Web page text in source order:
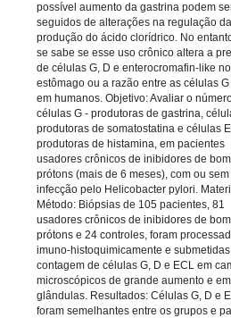
possível aumento da gastrina podem
seguidos de alterações na regulação da
produção do ácido clorídrico. No
se sabe se esse uso crônico altera a
de células G, D e enterocromafin-like no
estômago ou a razão entre as células
em humanos. Objetivo: Avaliar o
células G - produtoras de gastrina,
produtoras de somatostatina e células
produtoras de histamina, em pacientes
usadores crônicos de inibidores de
prótons (mais de 6 meses), com ou sem
infecção pelo Helicobacter pylori.
Método: Biópsias de 105 pacientes, 81
usadores crônicos de inibidores de
prótons e 24 controles, foram
imuno-histoquimicamente e
contagem de células G, D e ECL em
microscópicos de grande aumento e
glândulas. Resultados: Células G, D e
foram semelhantes entre os grupos e